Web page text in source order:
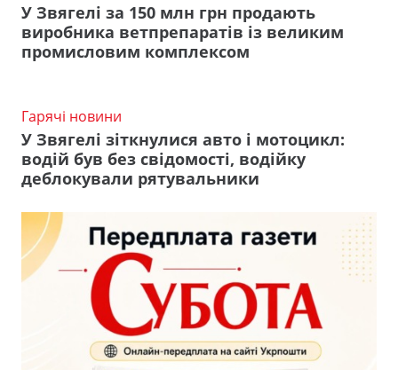
У Звягелі за 150 млн грн продають
виробника ветпрепаратів із великим
промисловим комплексом
Гарячі новини
У Звягелі зіткнулися авто і мотоцикл:
водій був без свідомості, водійку
деблокували рятувальники